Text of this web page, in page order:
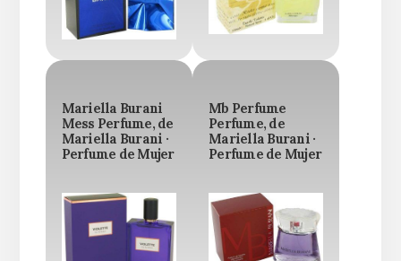
Mariella Burani
Mess Perfume, de
Mariella Burani ·
Perfume de Mujer
Mb Perfume
Perfume, de
Mariella Burani ·
Perfume de Mujer